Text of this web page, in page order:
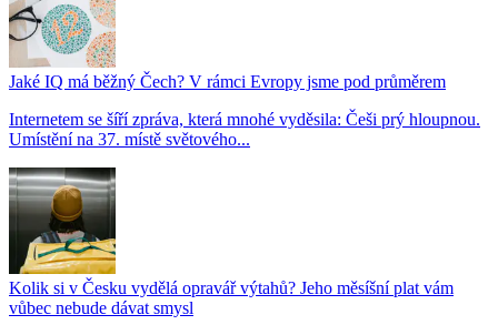
Jaké IQ má běžný Čech? V rámci Evropy jsme pod průměrem
Internetem se šíří zpráva, která mnohé vyděsila: Češi prý hloupnou.
Umístění na 37. místě světového...
Kolik si v Česku vydělá opravář výtahů? Jeho měsíšní plat vám
vůbec nebude dávat smysl